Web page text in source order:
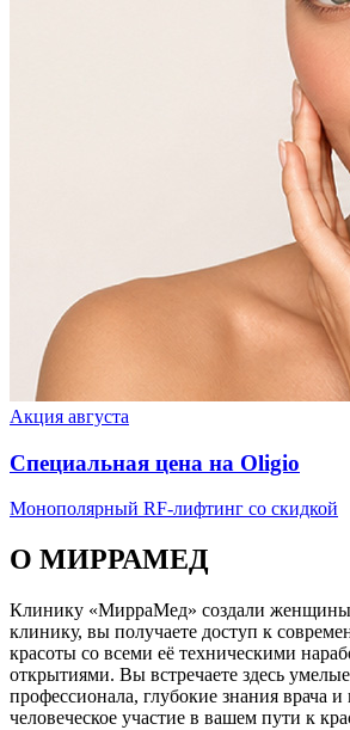
Акция августа
Специальная цена на Oligio
Монополярный RF-лифтинг со скидкой
О МИРРАМЕД
Клинику «МирраМед» создали
клинику, вы получаете доступ к
красоты со всеми её техническими
открытиями. Вы встречаете здесь
профессионала, глубокие знания врача и
человеческое участие в вашем пути к